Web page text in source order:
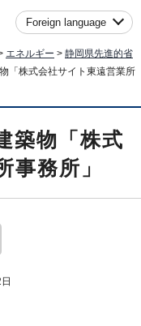
Foreign language
エネルギー > 静岡県先進的省
「株式会社サイト東遠営業所
築物「株式
事務所」